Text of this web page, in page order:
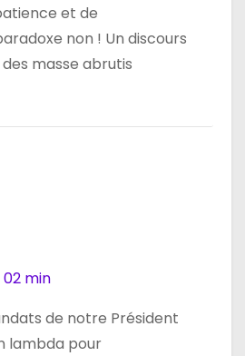
et de
non ! Un discours
masse abrutis
02 min
de notre Président
lambda pour